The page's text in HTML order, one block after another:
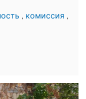
, комиссия ,